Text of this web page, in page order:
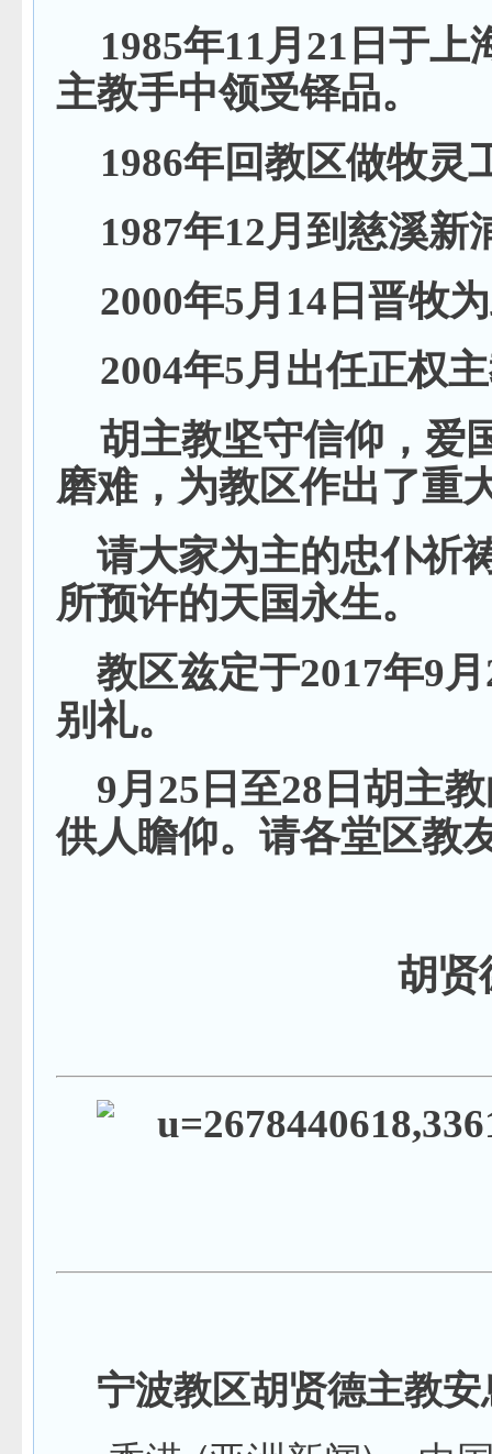
1985年11月21日于
主教手中领受铎品。
1986年回教区做牧灵
1987年12月到慈溪新
2000年5月14日晋牧
2004年5月出任正权
胡主教坚守信仰，爱
磨难，为教区作出了重
请大家为主的忠仆祈
所预许的天国永生。
教区兹定于2017年9
别礼。
9月25日至28日胡主
供人瞻仰。请各堂区教
胡贤
宁波教区胡贤德主教